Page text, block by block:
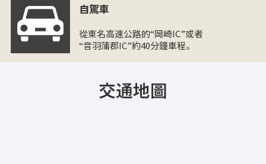
自駕車
從東名高速公路的“岡崎IC”或者
“音羽蒲郡IC”約40分鐘車程。
交通地圖